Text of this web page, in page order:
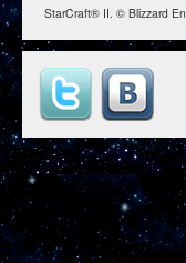
StarCraft® II. © Blizzard